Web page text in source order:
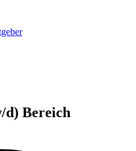
d) Bereich